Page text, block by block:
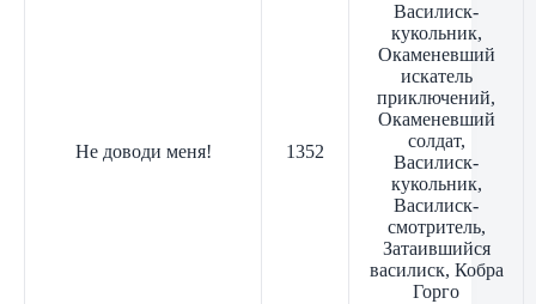
Не доводи меня! 1352
Василиск-
кукольник,
Окаменевший
искатель
приключений,
Окаменевший
солдат,
Василиск-
кукольник,
Василиск-
смотритель,
Затаившийся
василиск, Кобра
Горго